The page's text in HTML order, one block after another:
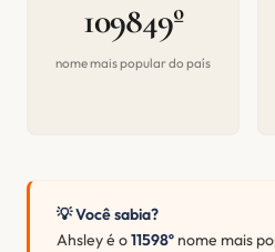
109849º
nome mais popular do país
💡 Você sabia?
Ahsley é o11598º nome mais